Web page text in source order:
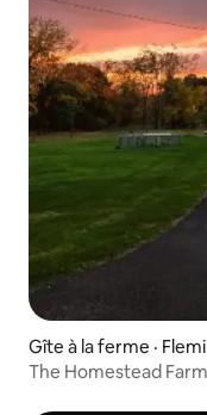
Gîte à la ferme ·
The Homestead